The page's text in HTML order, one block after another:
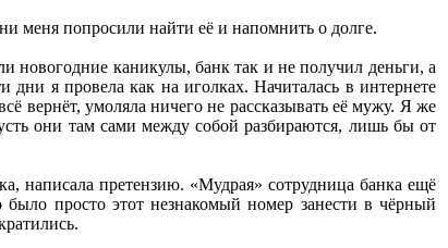
меня попросили найти её и напомнить о долге.
новогодние каникулы, банк так и не получил деньги, а
я провела как на иголках. Начиталась в интернете
вернёт, умоляла ничего не рассказывать её мужу. Я же
они там сами между собой разбираются, лишь бы от
написала претензию. «Мудрая» сотрудница банка ещё
просто этот незнакомый номер занести в чёрный